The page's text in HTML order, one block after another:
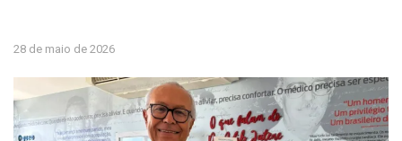
28 de maio de 2026